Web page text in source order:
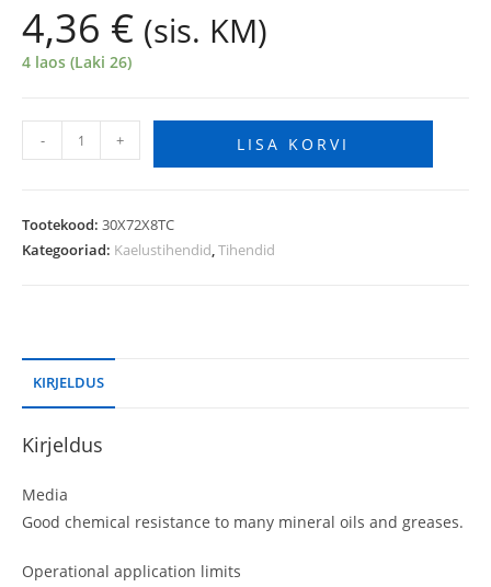
4,36 € (sis. KM)
4 laos (Laki 26)
- + LISA KORVI
Tootekood: 30X72X8TC
Kategooriad: Kaelustihendid,Tihendid
KIRJELDUS
Kirjeldus
Media
Good chemical resistance to many mineral oils and greases.
Operational application limits